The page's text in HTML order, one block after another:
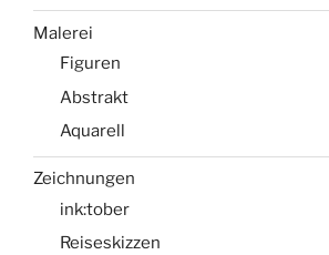
Malerei
Figuren
Abstrakt
Aquarell
Zeichnungen
ink:tober
Reiseskizzen